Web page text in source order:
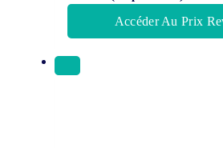
Accéder Au Prix